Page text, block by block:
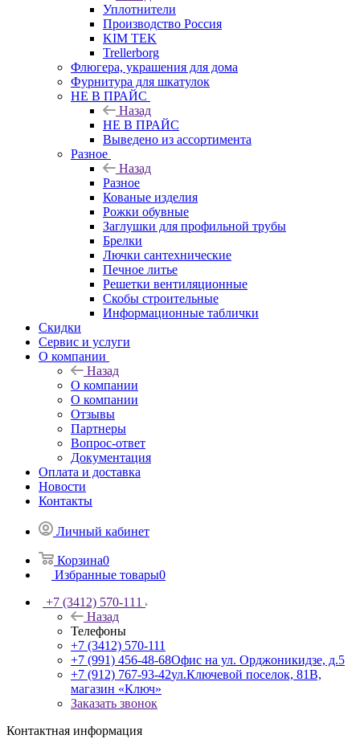
Уплотнители
Производство Россия
KIM TEK
Trellerborg
Флюгера, украшения для дома
Фурнитура для шкатулок
НЕ В ПРАЙС
Назад
НЕ В ПРАЙС
Выведено из ассортимента
Разное
Назад
Разное
Кованые изделия
Рожки обувные
Заглушки для профильной трубы
Брелки
Лючки сантехнические
Печное литье
Решетки вентиляционные
Скобы строительные
Информационные таблички
Скидки
Сервис и услуги
О компании
Назад
О компании
О компании
Отзывы
Партнеры
Вопрос-ответ
Документация
Оплата и доставка
Новости
Контакты
Личный кабинет
Корзина0
Избранные товары0
+7 (3412) 570-111
Назад
Телефоны
+7 (3412) 570-111
+7 (991) 456-48-68Офис на ул. Орджоникидзе, д.5
+7 (912) 767-93-42ул.Ключевой поселок, 81В,
магазин «Ключ»
Заказать звонок
Контактная информация